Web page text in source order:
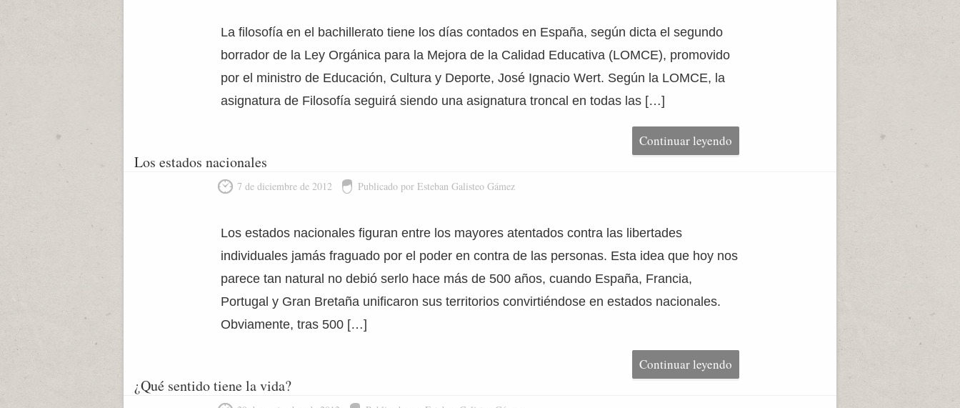
La filosofía en el bachillerato tiene los días contados en España, según dicta el segundo
borrador de la Ley Orgánica para la Mejora de la Calidad Educativa (LOMCE), promovido
por el ministro de Educación, Cultura y Deporte, José Ignacio Wert. Según la LOMCE, la
asignatura de Filosofía seguirá siendo una asignatura troncal en todas las […]
Continuar leyendo
Los estados nacionales
7 de diciembre de 2012 Publicado por Esteban Galisteo Gámez
Los estados nacionales figuran entre los mayores atentados contra las libertades
individuales jamás fraguado por el poder en contra de las personas. Esta idea que hoy nos
parece tan natural no debió serlo hace más de 500 años, cuando España, Francia,
Portugal y Gran Bretaña unificaron sus territorios convirtiéndose en estados nacionales.
Obviamente, tras 500 […]
Continuar leyendo
¿Qué sentido tiene la vida?